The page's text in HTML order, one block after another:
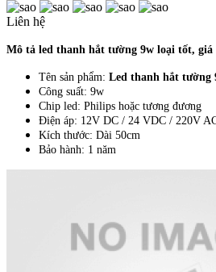
Liên hệ
Mô tả led thanh hắt tường 9w loại tốt, giá
Tên sản phẩm: Led thanh hắt tường
Công suất: 9w
Chip led: Philips hoặc tương đương
Điện áp: 12V DC / 24 VDC / 220V
Kích thước: Dài 50cm
Bảo hành: 1 năm